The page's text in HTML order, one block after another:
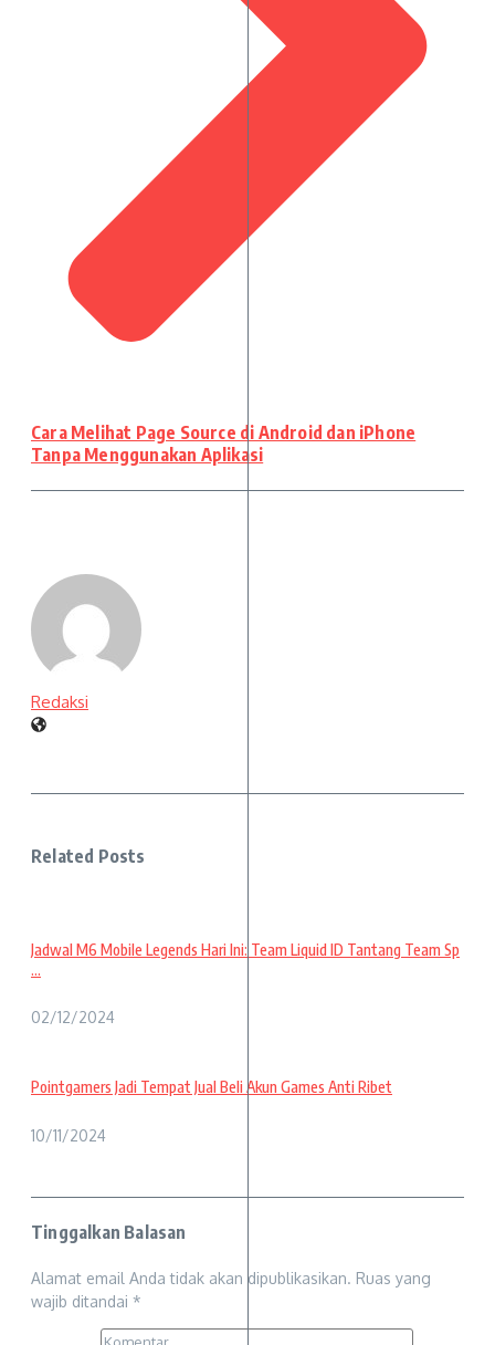
Cara Melihat Page Source di Android dan iPhone
Tanpa Menggunakan Aplikasi
Redaksi
Related Posts
Jadwal M6 Mobile Legends Hari Ini: Team Liquid ID Tantang Team Sp
...
02/12/2024
Pointgamers Jadi Tempat Jual Beli Akun Games Anti Ribet
10/11/2024
Tinggalkan Balasan
Alamat email Anda tidak akan dipublikasikan. Ruas yang
wajib ditandai *